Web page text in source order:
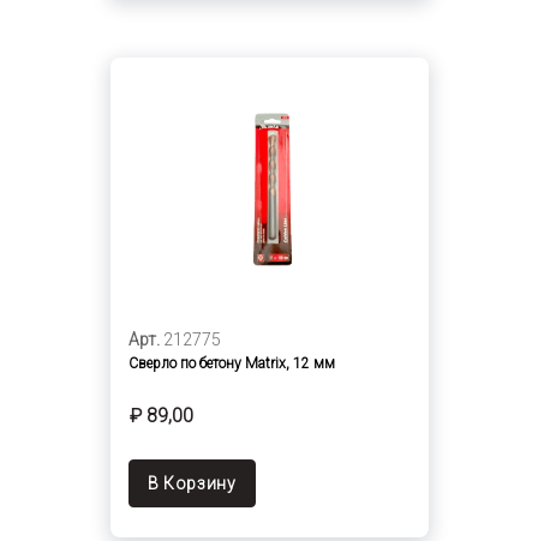
Арт. 212775
Сверло по бетону Matrix, 12 мм
₽ 89,00
В Корзину